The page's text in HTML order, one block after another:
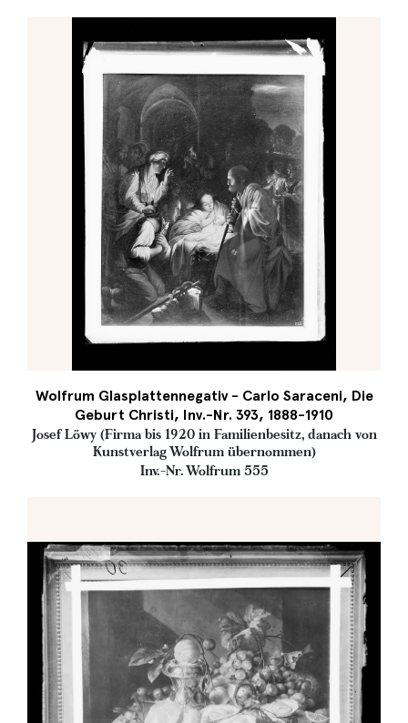
Wolfrum Glasplattennegativ - Carlo Saraceni, Die
Geburt Christi, Inv.-Nr. 393, 1888-1910
Josef Löwy (Firma bis 1920 in Familienbesitz, danach von
Kunstverlag Wolfrum übernommen)
Inv.-Nr. Wolfrum 555